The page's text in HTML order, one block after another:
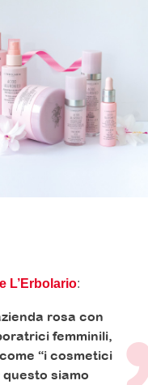
L’Erbolario:
rosa con
femminili,
“i cosmetici
siamo